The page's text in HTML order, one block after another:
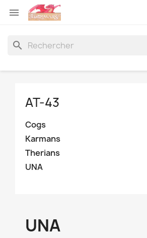

search
AT-43
Cogs
Karmans
Therians
UNA
UNA